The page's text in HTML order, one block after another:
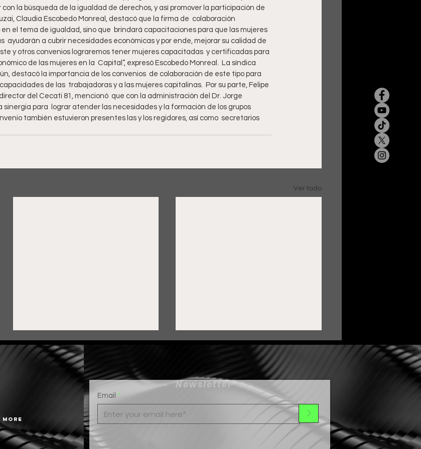
la búsqueda de la igualdad de derechos, y así promover la participación de
Claudia Escobedo Monreal, destacó que la firma de  colaboración
el tema de igualdad, sino que  brindará capacitaciones para que las mujeres
ayudarán a cubrir necesidades económicas y por ende, mejorar su calidad de
y otros convenios lograremos tener mujeres capacitadas  y certificadas para
de las mujeres en la  Capital”, expresó Escobedo Monreal.  La síndica
destacó la importancia de los convenios  de colaboración de este tipo para
de las  trabajadoras y a las mujeres capitalinas.  Por su parte, Felipe
del Cecati 81, mencionó  que con la administración del Dr. Jorge
sinergia para  lograr atender las necesidades y la formación de los grupos
también estuvieron presentes las y los regidores, así como  secretarios
Ver todo
Gobierno de Pepe Saldívar
y grupo FEMSA generan
Fortalece Zacatecas lazos
More
Newsletter
Email
>